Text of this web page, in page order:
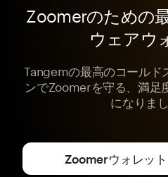
Zoomerのための
ウェアウ
Tangemの最高のコールド
ンでZoomerを守る、満足
になりまし
Zoomerウォレッ